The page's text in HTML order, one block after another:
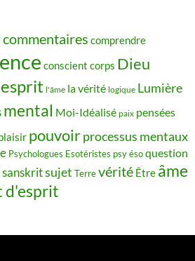
commentaires comprendre
conscient corps Dieu
l'âme la vérité logique Lumière
mental Moi-Idéalisé paix pensées
pouvoirprocessus mentaux
Psychologues Esotéristes psy ésoquestion
sanskritsujet Terrevérité Être âme
d'esprit